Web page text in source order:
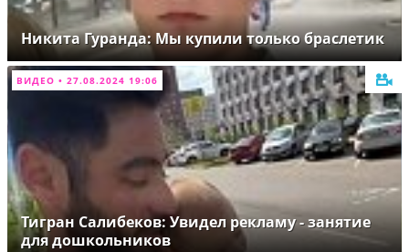
Никита Гуранда: Мы купили только браслетик
ВИДЕО • 27.08.2024 19:06
Тигран Салибеков: Увидел рекламу - занятие
для дошкольников